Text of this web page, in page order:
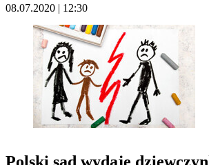
08.07.2020 | 12:30
Polski sąd wydaje